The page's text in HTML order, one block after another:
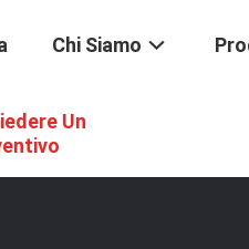
Chi Siamo
UnCNC